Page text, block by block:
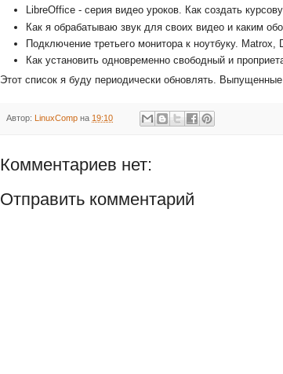
LibreOffice - серия видео уроков. Как создать
Как я обрабатываю звук для своих видео и каким
Подключение третьего монитора к ноутбуку. Matrox,
Как установить одновременно свободный и
Этот список я буду периодически обновлять.
Автор: LinuxComp на 19:10
Комментариев нет:
Отправить комментарий